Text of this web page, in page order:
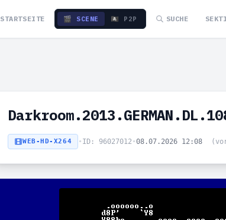
STARTSEITE 🎬 SCENE 🏴‍☠️ P2P SUCHE
WEB-HD-X264 • ID: 96027012 •08.07.2026 12:08